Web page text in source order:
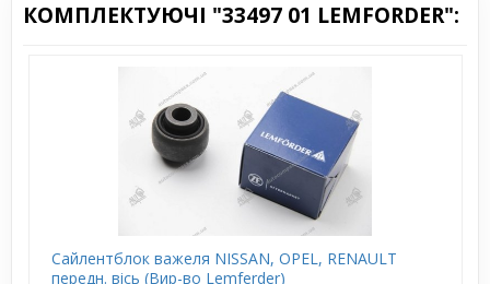
КОМПЛЕКТУЮЧІ "33497 01 LEMFORDER":
Сайлентблок важеля NISSAN, OPEL, RENAULT
передн. вісь (Вир-во Lemferder)